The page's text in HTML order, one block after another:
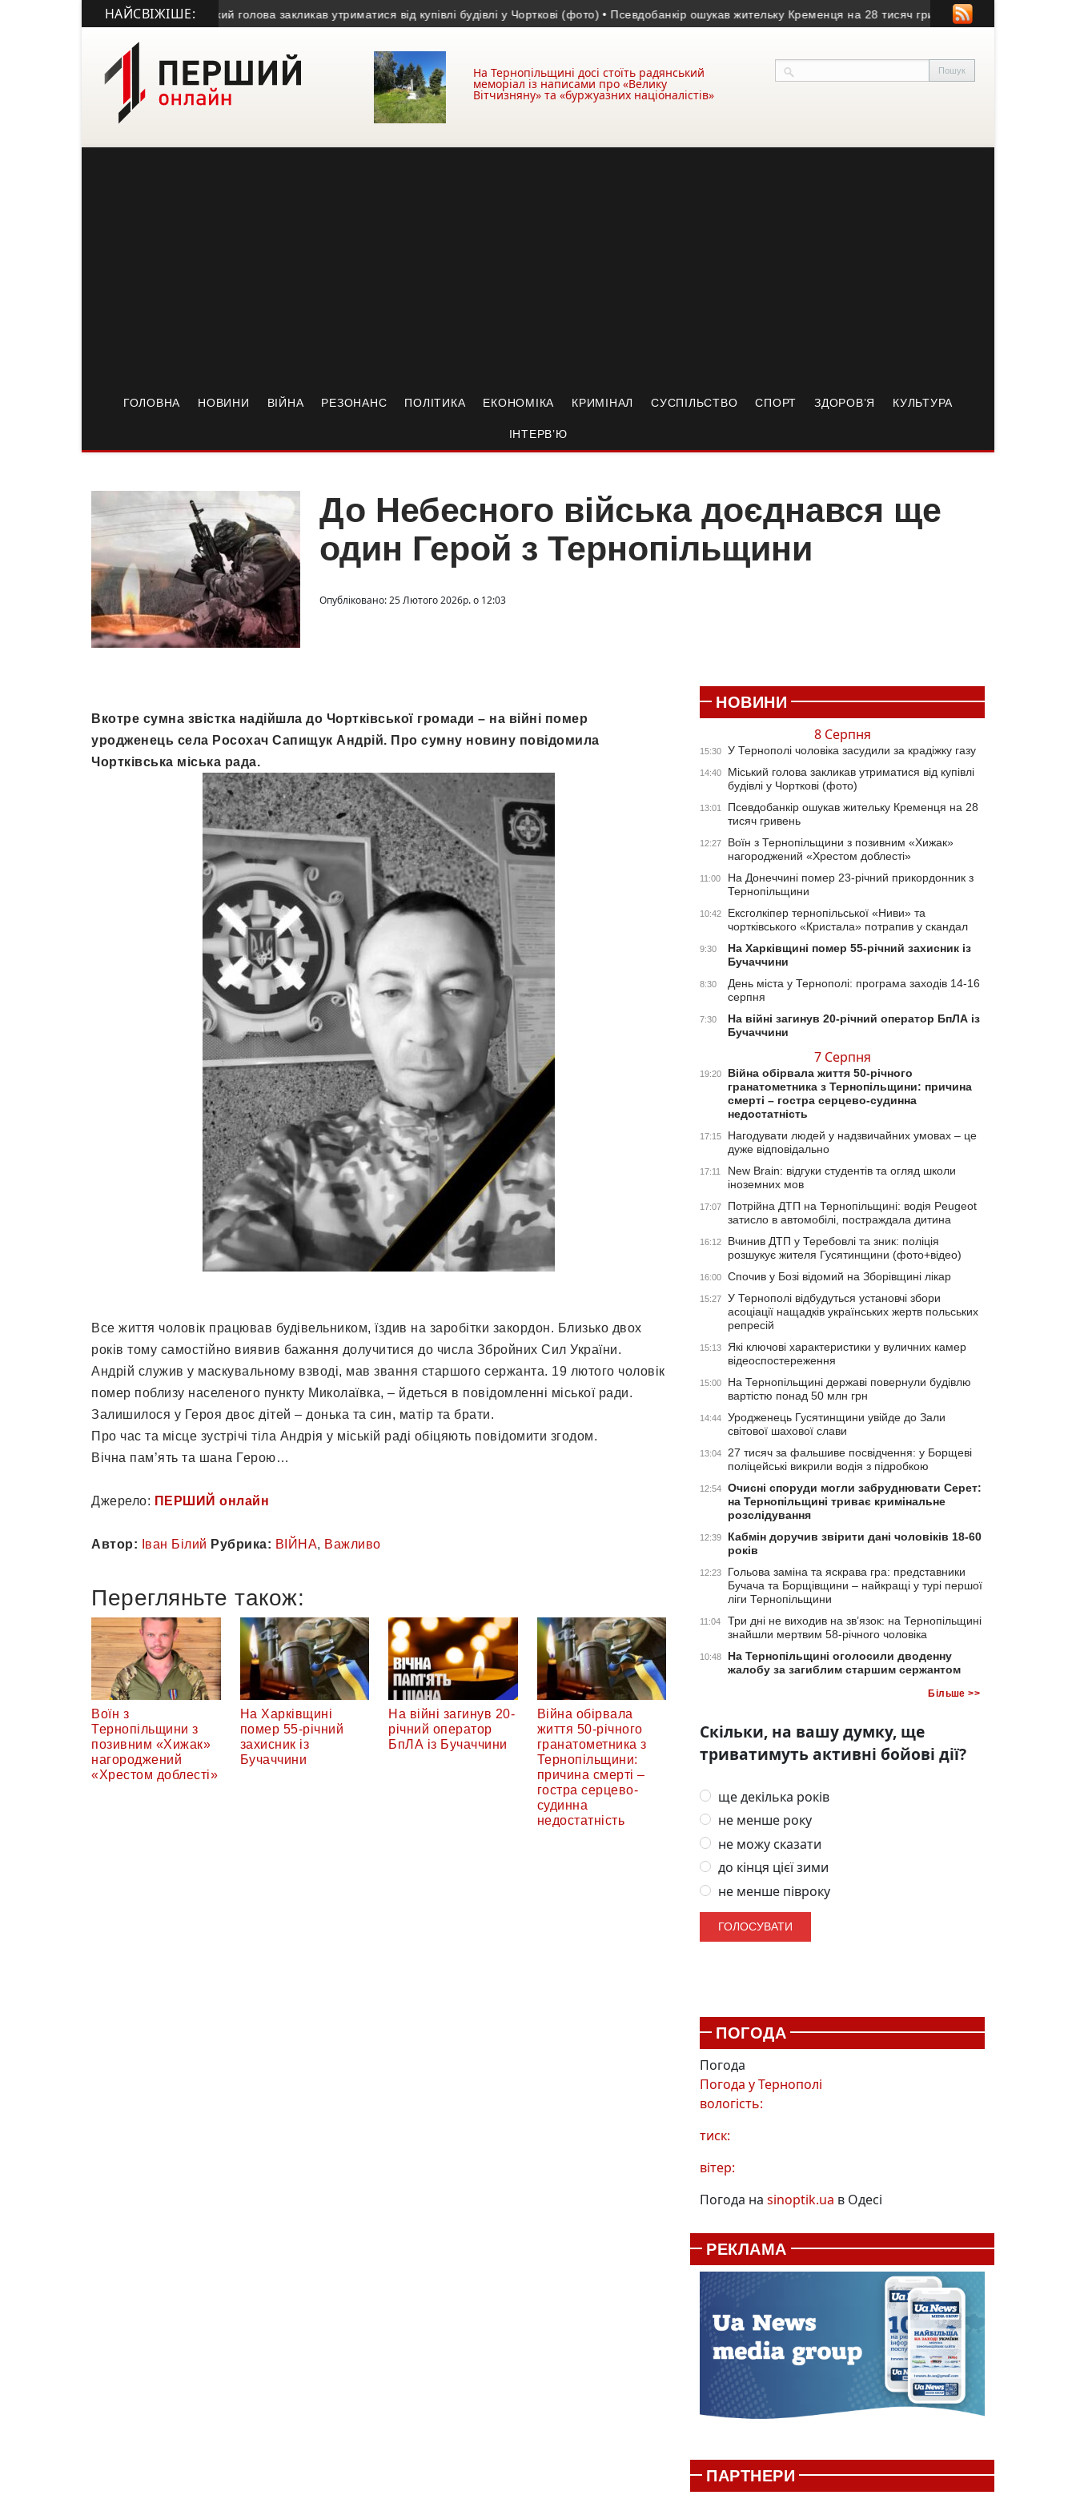
НАЙСВІЖІШЕ:
за крадіжку газу • Міський голова закликав утриматися від купівлі будівлі у Чорткові (фото) • Псевдобанкір ошукав жительку Кременця на 28 тисяч гривень • Воїн з Тернопільщини з
На Тернопільщині досі стоїть радянський
меморіал із написами про «Велику
Вітчизняну» та «буржуазних націоналістів»
ГОЛОВНА НОВИНИ ВІЙНА РЕЗОНАНС ПОЛІТИКА ЕКОНОМІКА КРИМІНАЛ СУСПІЛЬСТВО СПОРТ ЗДОРОВ’Я КУЛЬТУРА
ІНТЕРВ’Ю
До Небесного війська доєднався ще
один Герой з Тернопільщини
Опубліковано: 25 Лютого 2026р. о 12:03
Вкотре сумна звістка надійшла до Чортківської громади – на війні помер
уродженець села Росохач Сапищук Андрій. Про сумну новину повідомила
Чортківська міська рада.
Все життя чоловік працював будівельником, їздив на заробітки закордон. Близько двох
років тому самостійно виявив бажання долучитися до числа Збройних Сил України.
Андрій служив у маскувальному взводі, мав звання старшого сержанта. 19 лютого чоловік
помер поблизу населеного пункту Миколаївка, – йдеться в повідомленні міської ради.
Залишилося у Героя двоє дітей – донька та син, матір та брати.
Про час та місце зустрічі тіла Андрія у міській раді обіцяють повідомити згодом.
Вічна пам’ять та шана Герою…
Джерело: ПЕРШИЙ онлайн
Автор: Іван Білий Рубрика: ВІЙНА, Важливо
Перегляньте також:
Воїн з
Тернопільщини з
позивним «Хижак»
нагороджений
«Хрестом доблесті»
На Харківщині
помер 55-річний
захисник із
Бучаччини
На війні загинув 20-
річний оператор
БпЛА із Бучаччини
Війна обірвала
життя 50-річного
гранатометника з
Тернопільщини:
причина смерті –
гостра серцево-
судинна
недостатність
НОВИНИ
8 Серпня
15:30 У Тернополі чоловіка засудили за крадіжку газу
14:40
Міський голова закликав утриматися від купівлі
будівлі у Чорткові (фото)
13:01
Псевдобанкір ошукав жительку Кременця на 28
тисяч гривень
12:27
Воїн з Тернопільщини з позивним «Хижак»
нагороджений «Хрестом доблесті»
11:00
На Донеччині помер 23-річний прикордонник з
Тернопільщини
10:42
Ексголкіпер тернопільської «Ниви» та
чортківського «Кристала» потрапив у скандал
9:30
На Харківщині помер 55-річний захисник із
Бучаччини
8:30
День міста у Тернополі: програма заходів 14-16
серпня
7:30
На війні загинув 20-річний оператор БпЛА із
Бучаччини
7 Серпня
19:20
Війна обірвала життя 50-річного
гранатометника з Тернопільщини: причина
смерті – гостра серцево-судинна
недостатність
17:15
Нагодувати людей у надзвичайних умовах – це
дуже відповідально
17:11
New Brain: відгуки студентів та огляд школи
іноземних мов
17:07
Потрійна ДТП на Тернопільщині: водія Peugeot
затисло в автомобілі, постраждала дитина
16:12
Вчинив ДТП у Теребовлі та зник: поліція
розшукує жителя Гусятинщини (фото+відео)
16:00 Спочив у Бозі відомий на Зборівщині лікар
15:27
У Тернополі відбудуться установчі збори
асоціації нащадків українських жертв польських
репресій
15:13
Які ключові характеристики у вуличних камер
відеоспостереження
15:00
На Тернопільщині державі повернули будівлю
вартістю понад 50 млн грн
14:44
Уродженець Гусятинщини увійде до Зали
світової шахової слави
13:04
27 тисяч за фальшиве посвідчення: у Борщеві
поліцейські викрили водія з підробкою
12:54
Очисні споруди могли забруднювати Серет:
на Тернопільщині триває кримінальне
розслідування
12:39
Кабмін доручив звірити дані чоловіків 18-60
років
12:23
Гольова заміна та яскрава гра: представники
Бучача та Борщівщини – найкращі у турі першої
ліги Тернопільщини
11:04
Три дні не виходив на зв’язок: на Тернопільщині
знайшли мертвим 58-річного чоловіка
10:48
На Тернопільщині оголосили дводенну
жалобу за загиблим старшим сержантом
Більше >>
Скільки, на вашу думку, ще
триватимуть активні бойові дії?
ще декілька років
не менше року
не можу сказати
до кінця цієї зими
не менше півроку
ПОГОДА
Погода
Погода уТернополі
вологість:
тиск:
вітер:
Погода на sinoptik.ua в Одесі
РЕКЛАМА
ПАРТНЕРИ